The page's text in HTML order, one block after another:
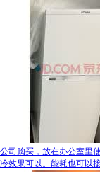
公司购买，放在办公室里
冷效果可以。能耗也可以